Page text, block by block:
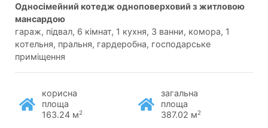
односімейний котедж одноповерховий з житловою
мансардою
гараж, підвал, 6 кімнат, 1 кухня, 3 ванни, комора, 1
котельня, пральня, гардеробна, господарське
приміщення
корисна
площа
163.24 м2
загальна
площа
387.02 м2